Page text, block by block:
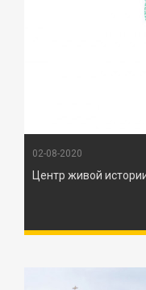
02-08-2020
Центр живой